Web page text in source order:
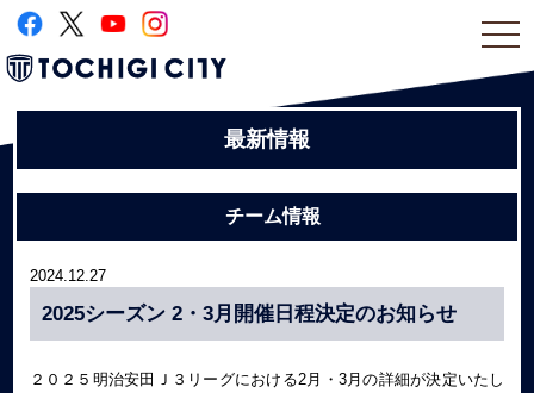
最新情報
チーム情報
2024.12.27
2025シーズン 2・3月開催日程決定のお知らせ
２０２５明治安田Ｊ３リーグにおける2月・3月の詳細が決定いたし